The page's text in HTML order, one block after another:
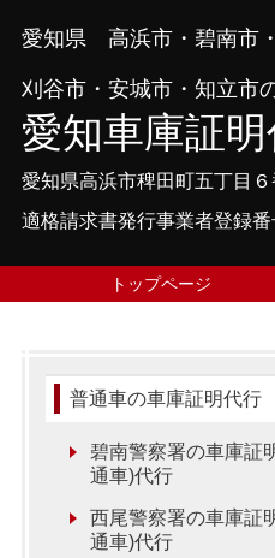
愛知県 高浜市・碧南市
刈谷市・安城市・知立市
愛知車庫証
愛知県高浜市稗田町五丁目
適格請求書発行事業者登録
トップページ
普通車の車庫証明代行
碧南警察署の車庫証
通車)代行
西尾警察署の車庫証
通車)代行